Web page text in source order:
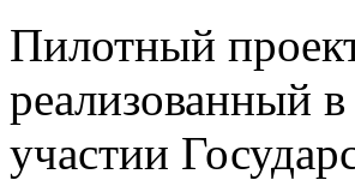
Пилотный
реализованный
участии